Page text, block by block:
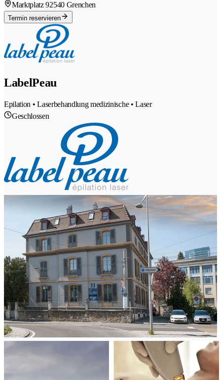
Marktplatz 92540 Grenchen
Termin reservieren
LabelPeau
Epilation • Laserbehandlung medizinische • Laser
Geschlossen